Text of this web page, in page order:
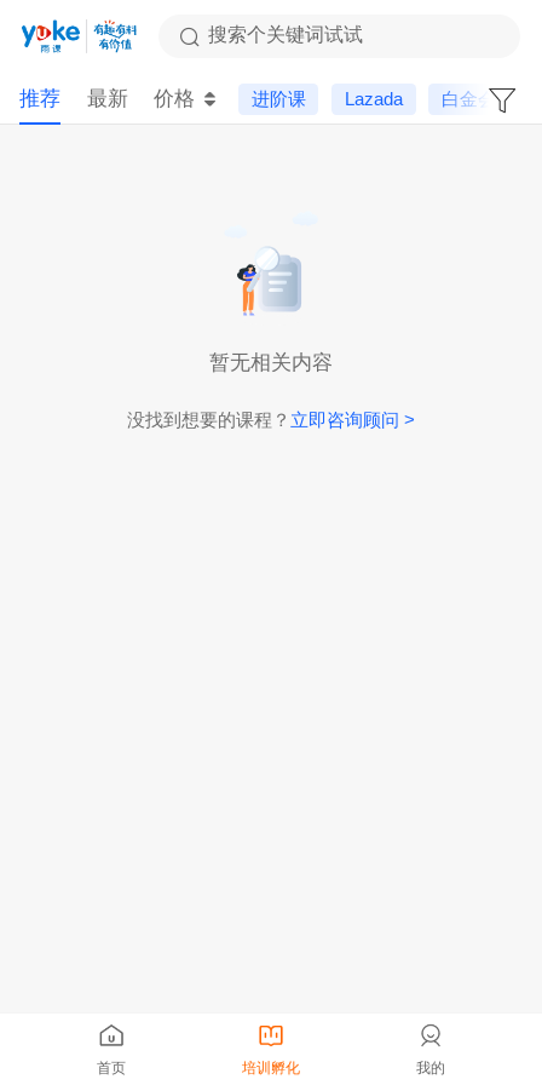
搜索个关键词试试
推荐 最新 价格 进阶课 Lazada 白金会员专
暂无相关内容
没找到想要的课程？ 立即咨询顾问 >
首页 培训孵化 我的